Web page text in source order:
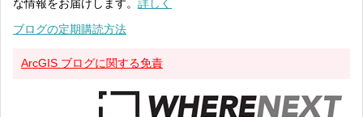
な情報をお届けします。 詳しく
ブログの定期購読方法
ArcGIS ブログに関する免責